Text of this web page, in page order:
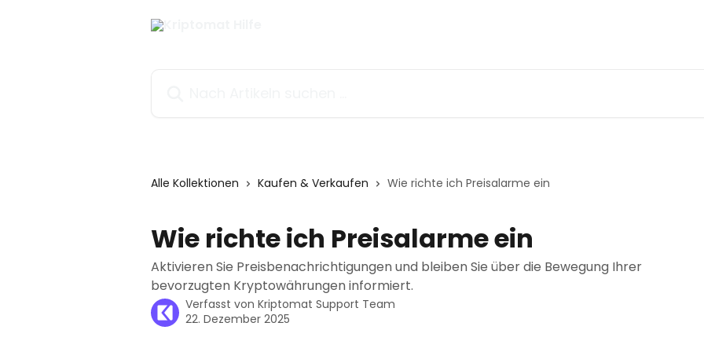
Alle Kollektionen Kaufen & Verkaufen Wie richte ich Preisalarme ein
Wie richte ich Preisalarme ein
Aktivieren Sie Preisbenachrichtigungen und bleiben Sie über die Bewegung Ihrer
bevorzugten Kryptowährungen informiert.
Verfasst von Kriptomat Support Team
22. Dezember 2025